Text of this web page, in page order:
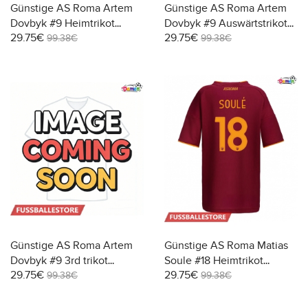
Günstige AS Roma Artem
Dovbyk #9 Heimtrikot
Damen 2025-26 Kurzarm
29.75€ 99.38€
Günstige AS Roma Artem
Dovbyk #9 Auswärtstrikot
Damen 2025-26 Kurzarm
29.75€ 99.38€
Günstige AS Roma Artem
Dovbyk #9 3rd trikot
Damen 2025-26 Kurzarm
29.75€ 99.38€
Günstige AS Roma Matias
Soule #18 Heimtrikot
Damen 2025-26 Kurzarm
29.75€ 99.38€